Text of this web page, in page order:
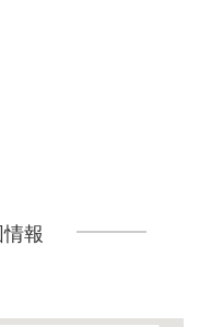
報